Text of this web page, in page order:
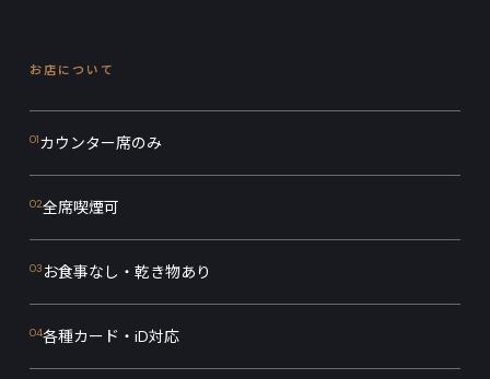
お店について
01カウンター席のみ
02全席喫煙可
03 お食事なし・乾き物あり
04各種カード・iD対応